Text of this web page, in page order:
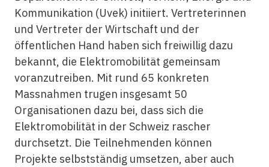
Kommunikation (Uvek) initiiert. Vertreterinnen
und Vertreter der Wirtschaft und der
öffentlichen Hand haben sich freiwillig dazu
bekannt, die Elektromobilität gemeinsam
voranzutreiben. Mit rund 65 konkreten
Massnahmen trugen insgesamt 50
Organisationen dazu bei, dass sich die
Elektromobilität in der Schweiz rascher
durchsetzt. Die Teilnehmenden können
Projekte selbstständig umsetzen, aber auch